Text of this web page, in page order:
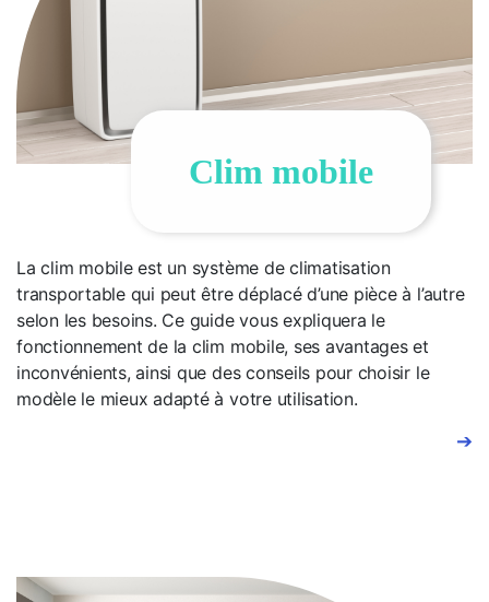
Clim mobile
La clim mobile est un système de climatisation
transportable qui peut être déplacé d’une pièce à l’autre
selon les besoins. Ce guide vous expliquera le
fonctionnement de la clim mobile, ses avantages et
inconvénients, ainsi que des conseils pour choisir le
modèle le mieux adapté à votre utilisation.
➔